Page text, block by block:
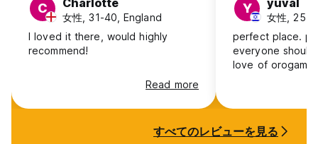
C Charlotte
女性, 31-40, England
I loved it there, would highly
recommend!
Read more
Y yuval
女性, 25-
perfect place.
everyone
love of orogami
すべてのレビューを見る